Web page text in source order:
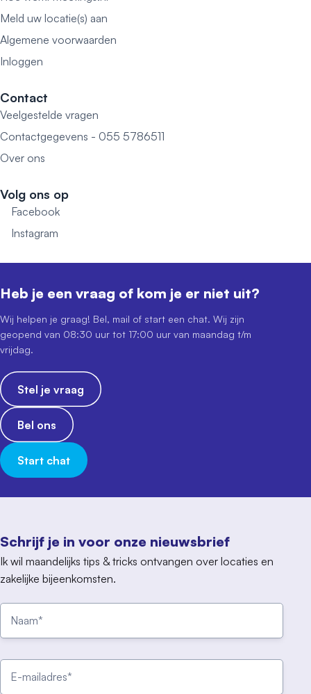
Meld uw locatie(s) aan
Algemene voorwaarden
Inloggen
Contact
Veelgestelde vragen
Contactgegevens - 055 5786511
Over ons
Volg ons op
Facebook
Instagram
Schrijf je in voor onze nieuwsbrief
Ik wil maandelijks tips & tricks ontvangen over locaties en
zakelijke bijeenkomsten.
Heb je een vraag of kom je er niet uit?
Wij helpen je graag! Bel, mail of start een chat. Wij zijn
geopend van 08:30 uur tot 17:00 uur van maandag t/m
vrijdag.
Stel je vraag
Bel ons
Start chat